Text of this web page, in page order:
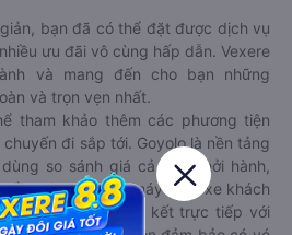
bạn đã có thể đặt được dịch vụ
ưu đãi vô cùng hấp dẫn. Vexere
và mang đến cho bạn những
và trọn vẹn nhất.
tham khảo thêm các phương tiện
chuyến đi sắp tới. Goyolo là nền tảng
so sánh giá cả, giờ khởi hành,
phương tiện máy bay, xe khách
Goyolo được liên kết trực tiếp với